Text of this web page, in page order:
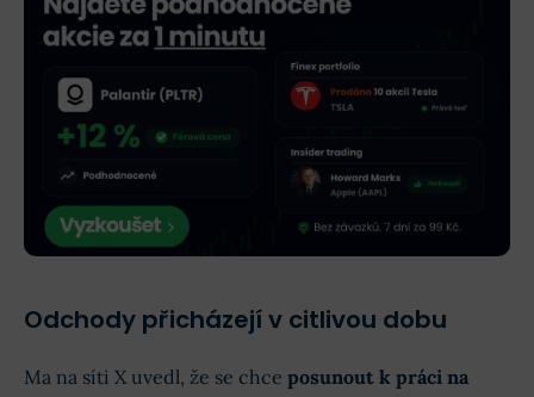
Odchody přicházejí v citlivou dobu
Ma na síti X uvedl, že se chce posunout k práci na